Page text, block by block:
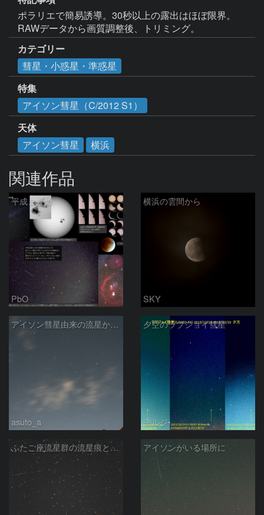
ポラリエで簡易誘導。30秒以上の露出はほぼ限界。
RAWデータから画質調整後、トリミング。
カテゴリー
彗星・小惑星・準惑星
特集
アイソン彗星（C/2012 S1）
天体
アイソン彗星
横浜
関連作品
平成まとめ
PbO
横浜の雲間から
SKY
アイソン彗星由来の流星か☆彡
asuto_a
夕空のラブジョイ彗星
テルジ
ふたご座流星群の流星痕と散在流星 アイソンがいる場所に